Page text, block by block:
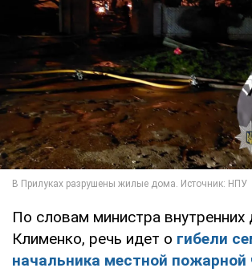
По словам министра внутренних
Клименко, речь идет о гибели
начальника местной пожарной